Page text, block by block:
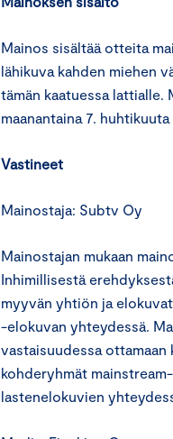
Mainos sisältää otteita
lähikuva kahden miehen
tämän kaatuessa lattialle.
maanantaina 7.
Vastineet
Mainostaja: Subtv Oy
Mainostajan mukaan
Inhimillisestä
myyvän yhtiön ja
-elokuvan yhteydessä.
vastaisuudessa
kohderyhmät
lastenelokuvien